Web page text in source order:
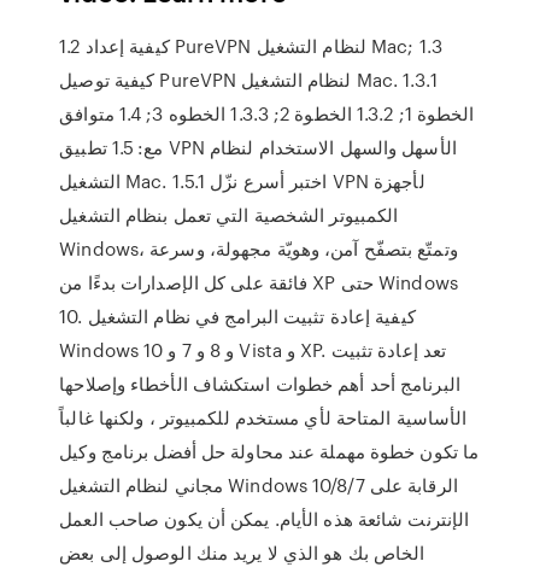
1.2 كيفية إعداد PureVPN لنظام التشغيل Mac; 1.3
كيفية توصيل PureVPN لنظام التشغيل Mac. 1.3.1
الخطوة 1; 1.3.2 الخطوة 2; 1.3.3 الخطوه 3; 1.4 متوافق
مع: 1.5 تطبيق VPN الأسهل والسهل الاستخدام لنظام
التشغيل Mac. 1.5.1 اختبر أسرع نزّل VPN لأجهزة
الكمبيوتر الشخصية التي تعمل بنظام التشغيل
Windows، وتمتّع بتصفّح آمن، وهويّة مجهولة، وسرعة
فائقة على كل الإصدارات بدءًا من XP حتى Windows
10. كيفية إعادة تثبيت البرامج في نظام التشغيل
Windows 10 و 8 و 7 و Vista و XP. تعد إعادة تثبيت
البرنامج أحد أهم خطوات استكشاف الأخطاء وإصلاحها
الأساسية المتاحة لأي مستخدم للكمبيوتر ، ولكنها غالباً
ما تكون خطوة مهملة عند محاولة حل أفضل برنامج وكيل
مجاني لنظام التشغيل Windows 10/8/7 الرقابة على
الإنترنت شائعة هذه الأيام. يمكن أن يكون صاحب العمل
الخاص بك هو الذي لا يريد منك الوصول إلى بعض